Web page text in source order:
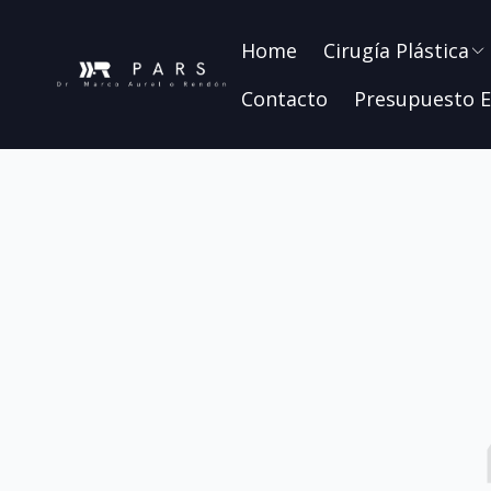
Home
Cirugía Plástica
Contacto
Presupuesto